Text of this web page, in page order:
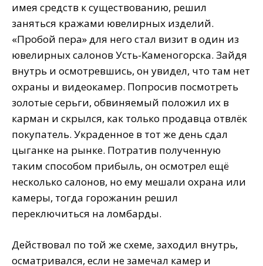
имея средств к существованию, решил
заняться кражами ювелирных изделий.
«Пробой пера» для него стал визит в один из
ювелирных салонов Усть-Каменогорска. Зайдя
внутрь и осмотревшись, он увидел, что там нет
охраны и видеокамер. Попросив посмотреть
золотые серьги, обвиняемый положил их в
карман и скрылся, как только продавца отвлёк
покупатель. Украденное в тот же день сдал
цыганке на рынке. Потратив полученную
таким способом прибыль, он осмотрел ещё
несколько салонов, но ему мешали охрана или
камеры, тогда горожанин решил
переключиться на ломбарды.
Действовал по той же схеме, заходил внутрь,
осматривался, если не замечал камер и